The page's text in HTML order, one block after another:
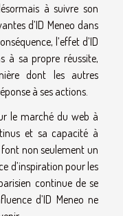
à suivre son
d’ID Meneo dans
l’effet d’ID
à sa propre réussite,
dont les autres
à ses actions.
le marché du web à
et sa capacité à
non seulement un
d’inspiration pour les
continue de se
d’ID Meneo ne